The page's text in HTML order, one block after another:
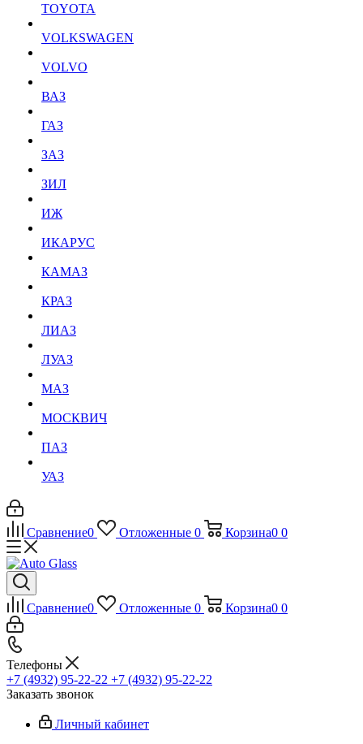
TOYOTA
VOLKSWAGEN
VOLVO
ВАЗ
ГАЗ
ЗАЗ
ЗИЛ
ИЖ
ИКАРУС
КАМАЗ
КРАЗ
ЛИАЗ
ЛУАЗ
МАЗ
МОСКВИЧ
ПАЗ
УАЗ
Сравнение0 Отложенные 0 Корзина0 0
Сравнение0 Отложенные 0 Корзина0 0
Телефоны
+7 (4932) 95-22-22 +7 (4932) 95-22-22
Заказать звонок
Личный кабинет